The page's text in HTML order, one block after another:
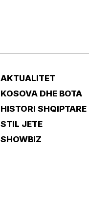
AKTUALITET
KOSOVA DHE BOTA
HISTORI SHQIPTARE
STIL JETE
SHOWBIZ